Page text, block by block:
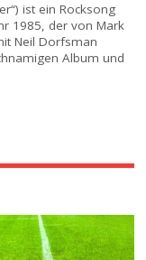
ist ein Rocksong
1985, der von Mark
Neil Dorfsman
Album und